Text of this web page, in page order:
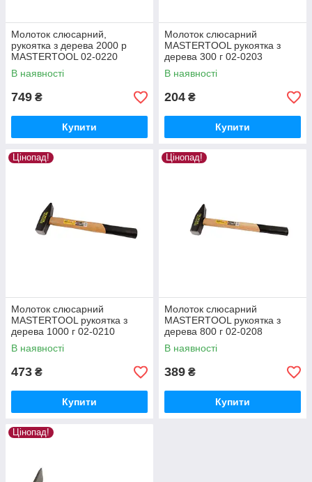
Молоток слюсарний,
рукоятка з дерева 2000 р
MASTERTOOL 02-0220
В наявності
749 ₴
Купити
Молоток слюсарний
MASTERTOOL рукоятка з
дерева 300 г 02-0203
В наявності
204 ₴
Купити
Цінопад!
Молоток слюсарний
MASTERTOOL рукоятка з
дерева 1000 г 02-0210
В наявності
473 ₴
Купити
Цінопад!
Молоток слюсарний
MASTERTOOL рукоятка з
дерева 800 г 02-0208
В наявності
389 ₴
Купити
Цінопад!